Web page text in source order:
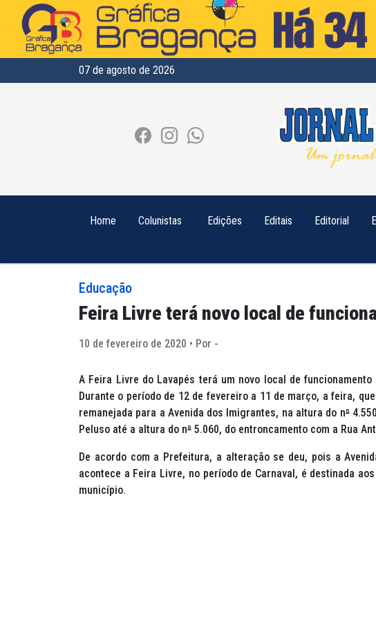
07 de agosto de 2026
Home Colunistas Edições Editais Editorial
Educação
Feira Livre terá novo local de
10 de fevereiro de 2020 • Por -
A Feira Livre do Lavapés terá um novo local de
Durante o período de 12 de fevereiro a 11 de março, a feira,
remanejada para a Avenida dos Imigrantes, na altura do nº
Peluso até a altura do nº 5.060, do entroncamento com a Rua
De acordo com a Prefeitura, a alteração se deu, pois a
acontece a Feira Livre, no período de Carnaval, é destinada
município.